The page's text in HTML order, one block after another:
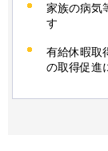
家族の病気
す
有給休暇取
の取得促進